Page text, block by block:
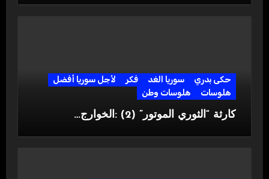
حكى بدري سوريا الغد فكر
لأجل سوريا أفضل
هلوسات
هلوسات وطن
كارثة “الثوري الموتور” (2) :الخوارج…